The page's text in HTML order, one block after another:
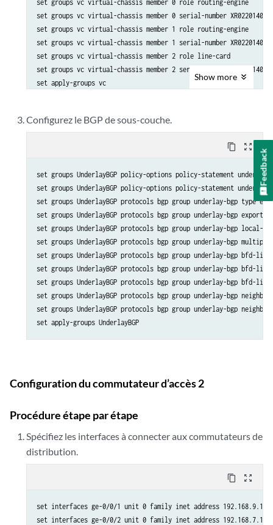
set groups vc virtual-chassis member 0 role routing-engine
set groups vc virtual-chassis member 0 serial-number
set groups vc virtual-chassis member 1 role routing-engine
set groups vc virtual-chassis member 1 serial-number
set groups vc virtual-chassis member 2 role line-card
set groups vc virtual-chassis member 2 serial-number
Show more
Configurez le BGP de sous-couche.
content_copy zoom_out_map
set groups UnderlayBGP policy-options policy-statement
set groups UnderlayBGP policy-options policy-statement
set groups UnderlayBGP protocols bgp group underlay-bgp type
set groups UnderlayBGP protocols bgp group underlay-bgp export
set groups UnderlayBGP protocols bgp group underlay-bgp local-as
set groups UnderlayBGP protocols bgp group underlay-bgp
set groups UnderlayBGP protocols bgp group underlay-bgp bfd-
set groups UnderlayBGP protocols bgp group underlay-bgp bfd-
set groups UnderlayBGP protocols bgp group underlay-bgp bfd-
set groups UnderlayBGP protocols bgp group underlay-bgp
set groups UnderlayBGP protocols bgp group underlay-bgp
Configuration du commutateur d’accès 2
Procédure étape par étape
Spécifiez les interfaces à connecter aux commutateurs de
distribution.
content_copy zoom_out_map
set interfaces ge-0/0/1 unit 0 family inet address 192.168.9.1/
set interfaces ge-0/0/2 unit 0 family inet address 192.168.7.1/
Feedback